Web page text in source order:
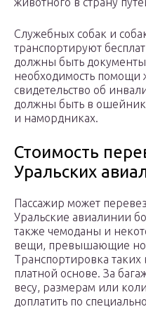
Служебных собак и
транспортируют
должны быть
необходимость помощи
свидетельство об
должны быть в
и намордниках.
Стоимость
Уральских
Пассажир может
Уральские авиалинии
также чемоданы и
вещи, превышающие
Транспортировка таких
платной основе. За
весу, размерам или
доплатить по